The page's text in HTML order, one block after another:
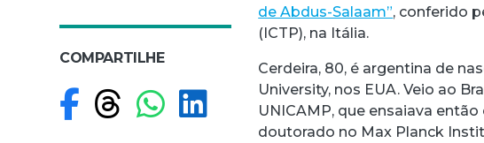
de Abdus-Salaam”, conferido
(ICTP), na Itália.
Cerdeira, 80, é argentina de
University, nos EUA. Veio ao
UNICAMP, que ensaiava
doutorado no Max Planck
COMPARTILHE
Compartilhar no
Compartilhar no
Compartilhar no
Compartilhar